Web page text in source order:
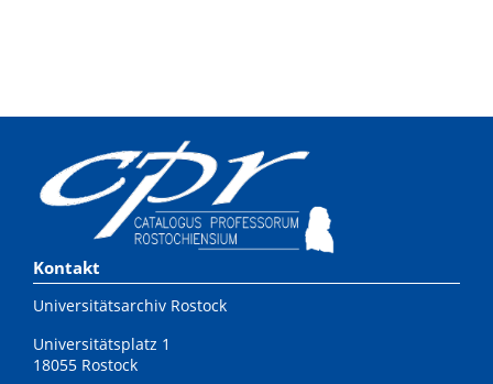
Kontakt
Universitätsarchiv Rostock
Universitätsplatz 1
18055 Rostock